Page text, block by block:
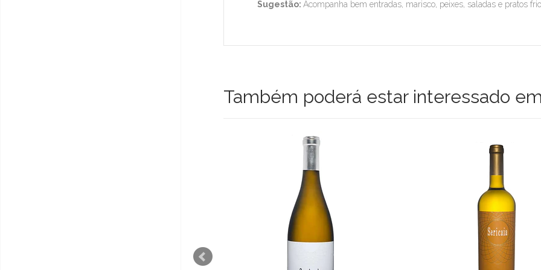
Sugestão: Acompanha bem entradas, marisco, peixes, saladas e pratos
Também poderá estar interessado